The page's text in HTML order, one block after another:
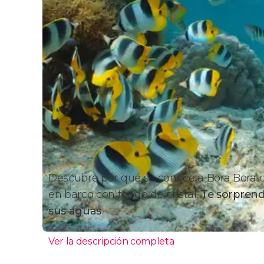
Descubre por qué se conoce a Bora Bora
en barco con fondo de cristal.Te
sus aguas.
Ver la descripción completa